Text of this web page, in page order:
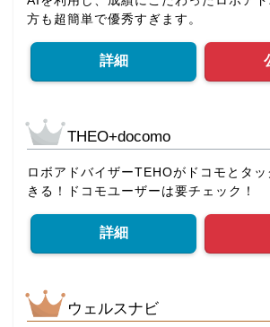
方も超簡単で優秀すぎます。
詳細
THEO+docomo
ロボアドバイザーTEHOがドコモとタ
きる！ドコモユーザーは要チェック！
詳細
ウェルスナビ